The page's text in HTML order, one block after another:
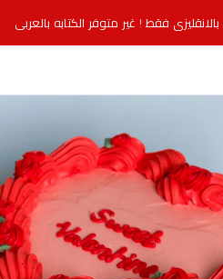
بالانقليزي فقط ! غير متوفر الكتابه بالعربي